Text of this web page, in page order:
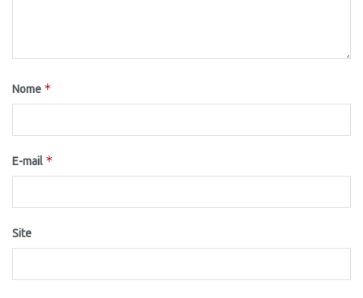
Nome *
E-mail *
Site